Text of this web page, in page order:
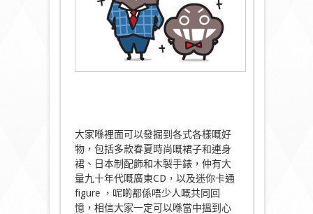
大家喺裡面可以發掘到各式各樣嘅好
物，包括多款春夏時尚嘅裙子和連身
裙、日本制配飾和木製手錶，仲有大
量九十年代嘅廣東CD，以及迷你卡通
figure ，呢啲都係唔少人嘅共同回
憶，相信大家一定可以喺當中搵到心